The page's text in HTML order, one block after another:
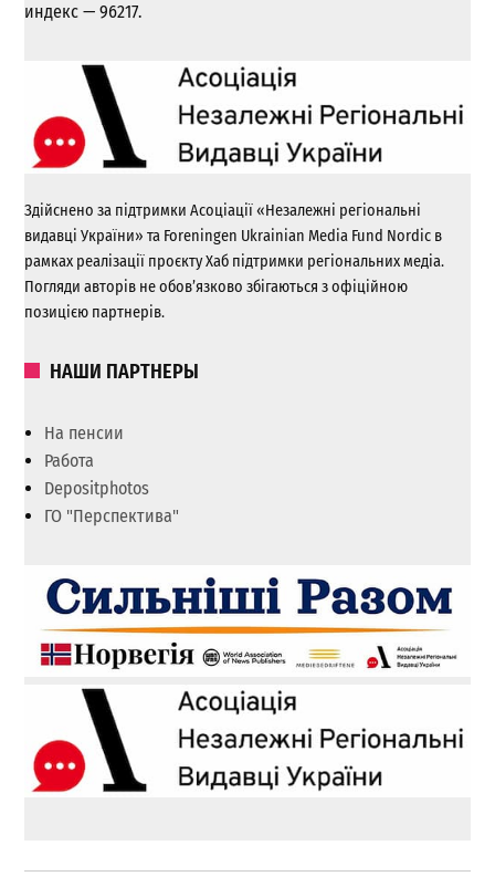
индекс — 96217.
Здійснено за підтримки Асоціації «Незалежні регіональні
видавці України» та Foreningen Ukrainian Media Fund Nordic в
рамках реалізації проєкту Хаб підтримки регіональних медіа.
Погляди авторів не обов’язково збігаються з офіційною
позицією партнерів.
НАШИ ПАРТНЕРЫ
На пенсии
Работа
Depositphotos
ГО "Перспектива"